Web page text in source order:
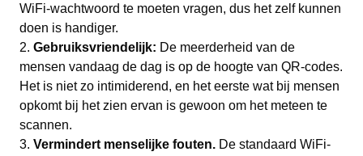
WiFi-wachtwoord te moeten vragen, dus het zelf kunnen
doen is handiger.
Gebruiksvriendelijk: De meerderheid van de
mensen vandaag de dag is op de hoogte van QR-codes.
Het is niet zo intimiderend, en het eerste wat bij mensen
opkomt bij het zien ervan is gewoon om het meteen te
scannen.
Vermindert menselijke fouten. De standaard WiFi-